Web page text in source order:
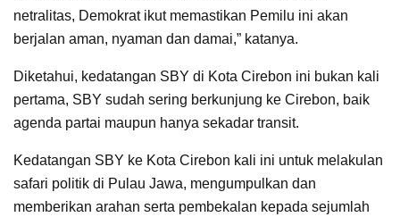
netralitas, Demokrat ikut memastikan Pemilu ini akan
berjalan aman, nyaman dan damai,” katanya.
Diketahui, kedatangan SBY di Kota Cirebon ini bukan kali
pertama, SBY sudah sering berkunjung ke Cirebon, baik
agenda partai maupun hanya sekadar transit.
Kedatangan SBY ke Kota Cirebon kali ini untuk melakulan
safari politik di Pulau Jawa, mengumpulkan dan
memberikan arahan serta pembekalan kepada sejumlah